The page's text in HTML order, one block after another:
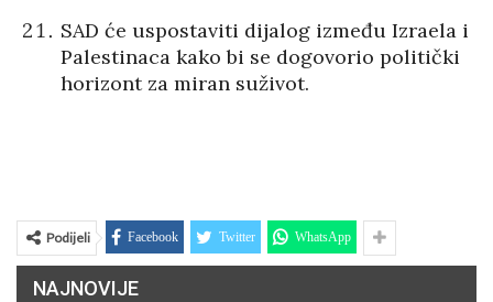
SAD će uspostaviti dijalog između Izraela i
Palestinaca kako bi se dogovorio politički
horizont za miran suživot.
Podijeli Facebook Twitter WhatsApp
NAJNOVIJE